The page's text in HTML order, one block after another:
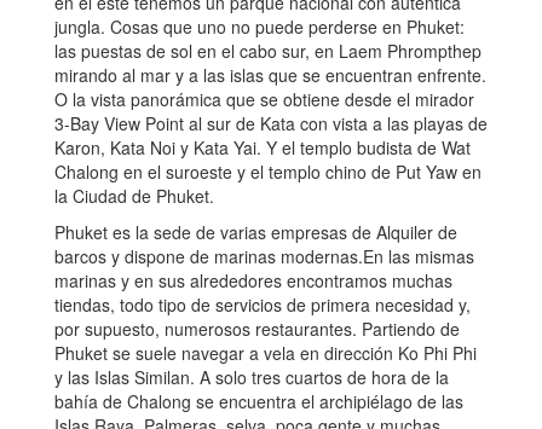
jungla. Cosas que uno no puede perderse en Phuket:
las puestas de sol en el cabo sur, en Laem Phrompthep
mirando al mar y a las islas que se encuentran enfrente.
O la vista panorámica que se obtiene desde el mirador
3-Bay View Point al sur de Kata con vista a las playas de
Karon, Kata Noi y Kata Yai. Y el templo budista de Wat
Chalong en el suroeste y el templo chino de Put Yaw en
la Ciudad de Phuket.
Phuket es la sede de varias empresas de Alquiler de
barcos y dispone de marinas modernas.En las mismas
marinas y en sus alrededores encontramos muchas
tiendas, todo tipo de servicios de primera necesidad y,
por supuesto, numerosos restaurantes. Partiendo de
Phuket se suele navegar a vela en dirección Ko Phi Phi
y las Islas Similan. A solo tres cuartos de hora de la
bahía de Chalong se encuentra el archipiélago de las